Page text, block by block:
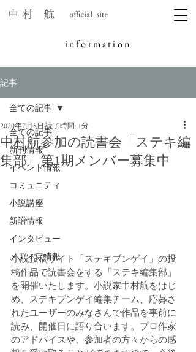
information
記事
全ての記事
新刊情報
イベント情報
コミュニティ
小説講座
新譜情報
インタビュー
メディア情報
全ての記事
中村航参加の読書会「ステキ編
集部」第1期メンバー募集中
2020年7月8日 読了時間: 1分
小説投稿サイト「ステキブンゲイ」の投
稿作品で読書会をする「ステキ編集部」
を開催いたします。小説家中村航をはじ
め、ステキブンゲイ編集チーム、応募さ
れたユーザーのみなさんで作品を事前に
読み、開催日に語り合います。プロ作家
のアドバイスや、参加者の方々からの感